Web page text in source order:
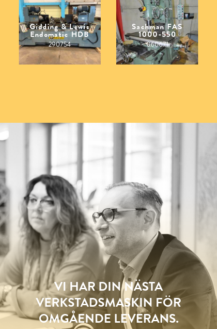
Gidding & Lewis
Endomatic HDB
290754
Sachman FAS
1000-550
060671
VI HAR DIN NÄSTA
VERKSTADSMASKIN FÖR
OMGÅENDE LEVERANS.